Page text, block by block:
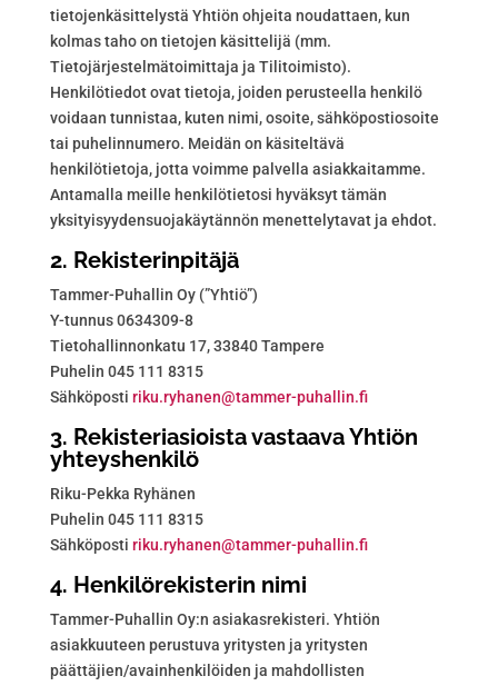
tietojenkäsittelystä Yhtiön ohjeita noudattaen, kun
kolmas taho on tietojen käsittelijä (mm.
Tietojärjestelmätoimittaja ja Tilitoimisto).
Henkilötiedot ovat tietoja, joiden perusteella henkilö
voidaan tunnistaa, kuten nimi, osoite, sähköpostiosoite
tai puhelinnumero. Meidän on käsiteltävä
henkilötietoja, jotta voimme palvella asiakkaitamme.
Antamalla meille henkilötietosi hyväksyt tämän
yksityisyydensuojakäytännön menettelytavat ja ehdot.
2. Rekisterinpitäjä
Tammer-Puhallin Oy (”Yhtiö”)
Y-tunnus 0634309-8
Tietohallinnonkatu 17, 33840 Tampere
Puhelin 045 111 8315
Sähköposti
if.ni
llahu
p-rem
mat@n
enahy
r.uki
r
3. Rekisteriasioista vastaava Yhtiön
yhteyshenkilö
Riku-Pekka Ryhänen
Puhelin 045 111 8315
Sähköposti
if.ni
llahu
p-rem
mat@n
enahy
r.uki
r
4. Henkilörekisterin nimi
Tammer-Puhallin Oy:n asiakasrekisteri. Yhtiön
asiakkuuteen perustuva yritysten ja yritysten
päättäjien/avainhenkilöiden ja mahdollisten